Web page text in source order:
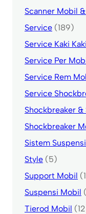
Scanner Mobil
Service (189)
Service Kaki
Service Per
Service Rem
Service
Shockbreaker &
Shockbreaker
Sistem
Style (5)
Support Mobil
Suspensi Mobil
Tierod Mobil